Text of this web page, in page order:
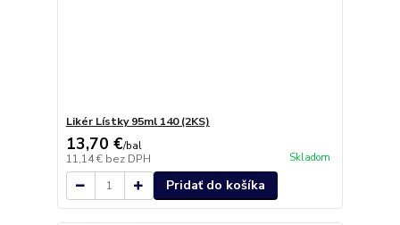
Likér Lístky 95ml 140 (2KS)
13,70 €/bal
11,14 € bez DPH Skladom
Pridať do košíka